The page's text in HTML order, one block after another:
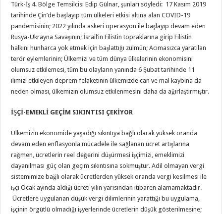
Türk-İş 4. Bölge Temsilcisi Edip Gülnar, şunları söyledi: 17 Kasım 2019
tarihinde Çin’de başlayıp tüm ülkeleri etkisi altına alan COVID-19
pandemisinin; 2022 yılında askeri operasyon ile başlayıp devam eden
Rusya-Ukrayna Savaşının; İsrail’in Filistin topraklarına girip Filistin
halkını hunharca yok etmek için başlattığı zulmün; Acımasızca yaratılan
terör eylemlerinin; Ülkemizi ve tüm dünya ülkelerinin ekonomisini
olumsuz etkilemesi, tüm bu olayların yanında 6 Şubat tarihinde 11
ilimizi etkileyen deprem felaketinin ülkemizde can ve mal kaybına da
neden olması, ülkemizin olumsuz etkilenmesini daha da ağırlaştırmıştır.
İŞÇİ-EMEKLİ GEÇİM SIKINTISI ÇEKİYOR
Ülkemizin ekonomide yaşadığı sıkıntıya bağlı olarak yüksek oranda
devam eden enflasyonla mücadele ile sağlanan ücret artışlarına
rağmen, ücretlerin reel değerini düşürmesi işçimizi, emeklimizi
dayanılması güç olan geçim sıkıntısına sokmuştur. Adil olmayan vergi
sistemimize bağlı olarak ücretlerden yüksek oranda vergi kesilmesi ile
işçi Ocak ayında aldığı ücreti yılın yarısından itibaren alamamaktadır.
Ücretlere uygulanan düşük vergi dilimlerinin yarattığı bu uygulama,
işçinin örgütlü olmadığı işyerlerinde ücretlerin düşük gösterilmesine;